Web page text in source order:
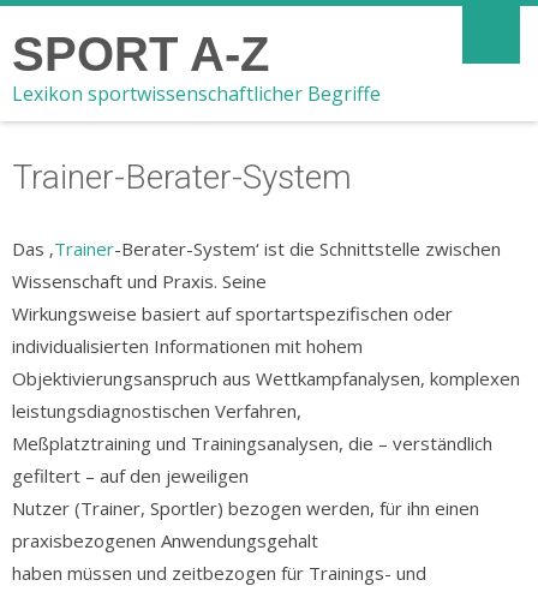
SPORT A-Z
Lexikon sportwissenschaftlicher Begriffe
Trainer-Berater-System
Das ‚Trainer-Berater-System‘ ist die Schnittstelle zwischen
Wissenschaft und Praxis. Seine
Wirkungsweise basiert auf sportartspezifischen oder
individualisierten Informationen mit hohem
Objektivierungsanspruch aus Wettkampfanalysen, komplexen
leistungsdiagnostischen Verfahren,
Meßplatztraining und Trainingsanalysen, die – verständlich
gefiltert – auf den jeweiligen
Nutzer (Trainer, Sportler) bezogen werden, für ihn einen
praxisbezogenen Anwendungsgehalt
haben müssen und zeitbezogen für Trainings- und